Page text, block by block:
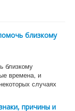
близкому
близкому
времена, и
случаях
причины и